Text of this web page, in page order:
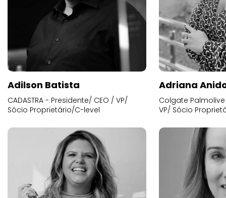
Adilson Batista
CADASTRA - Presidente/ CEO / VP/
Sócio Proprietário/C-level
Adriana
Colgate
VP/ Sócio